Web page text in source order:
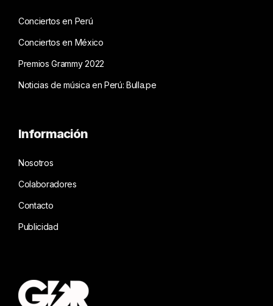
Conciertos en Perú
Conciertos en México
Premios Grammy 2022
Noticias de música en Perú: Bulla.pe
Información
Nosotros
Colaboradores
Contacto
Publicidad